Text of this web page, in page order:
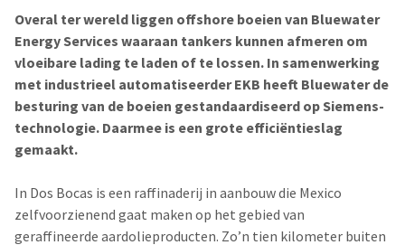
Overal ter wereld liggen offshore boeien van Bluewater
Energy Services waaraan tankers kunnen afmeren om
vloeibare lading te laden of te lossen. In samenwerking
met industrieel automatiseerder EKB heeft Bluewater de
besturing van de boeien gestandaardiseerd op Siemens-
technologie. Daarmee is een grote efficiëntieslag
gemaakt.
In Dos Bocas is een raffinaderij in aanbouw die Mexico
zelfvoorzienend gaat maken op het gebied van
geraffineerde aardolieproducten. Zo’n tien kilometer buiten